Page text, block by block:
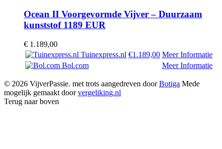
Ocean II Voorgevormde Vijver – Duurzaam
kunststof 1189 EUR
€ 1.189,00
Tuinexpress.nl €1.189,00 Meer Informatie
Bol.com
Meer Informatie
© 2026 VijverPassie. met trots aangedreven doorBotiga Mede
mogelijk gemaakt doorvergeliking.nl
Terug naar boven